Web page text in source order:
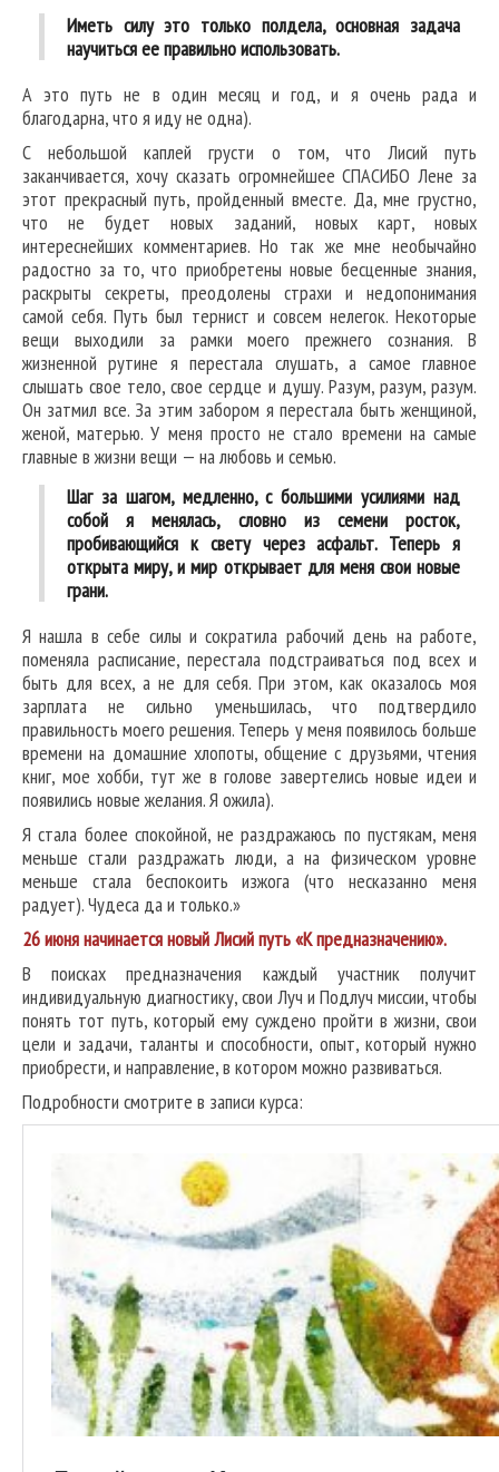
Иметь силу это только полдела, основная задача
научиться ее правильно использовать.
А это путь не в один месяц и год, и я очень рада и
благодарна, что я иду не одна).
С небольшой каплей грусти о том, что Лисий путь
заканчивается, хочу сказать огромнейшее СПАСИБО Лене за
этот прекрасный путь, пройденный вместе. Да, мне грустно,
что не будет новых заданий, новых карт, новых
интереснейших комментариев. Но так же мне необычайно
радостно за то, что приобретены новые бесценные знания,
раскрыты секреты, преодолены страхи и недопонимания
самой себя. Путь был тернист и совсем нелегок. Некоторые
вещи выходили за рамки моего прежнего сознания. В
жизненной рутине я перестала слушать, а самое главное
слышать свое тело, свое сердце и душу. Разум, разум, разум.
Он затмил все. За этим забором я перестала быть женщиной,
женой, матерью. У меня просто не стало времени на самые
главные в жизни вещи — на любовь и семью.
Шаг за шагом, медленно, с большими усилиями над
собой я менялась, словно из семени росток,
пробивающийся к свету через асфальт. Теперь я
открыта миру, и мир открывает для меня свои новые
грани.
Я нашла в себе силы и сократила рабочий день на работе,
поменяла расписание, перестала подстраиваться под всех и
быть для всех, а не для себя. При этом, как оказалось моя
зарплата не сильно уменьшилась, что подтвердило
правильность моего решения. Теперь у меня появилось больше
времени на домашние хлопоты, общение с друзьями, чтения
книг, мое хобби, тут же в голове завертелись новые идеи и
появились новые желания. Я ожила).
Я стала более спокойной, не раздражаюсь по пустякам, меня
меньше стали раздражать люди, а на физическом уровне
меньше стала беспокоить изжога (что несказанно меня
радует). Чудеса да и только.»
26 июня начинается новый Лисий путь «К предназначению».
В поисках предназначения каждый участник получит
индивидуальную диагностику, свои Луч и Подлуч миссии, чтобы
понять тот путь, который ему суждено пройти в жизни, свои
цели и задачи, таланты и способности, опыт, который нужно
приобрести, и направление, в котором можно развиваться.
Подробности смотрите в записи курса: